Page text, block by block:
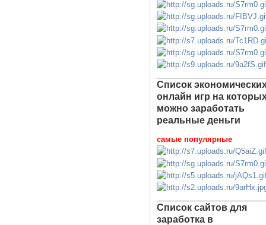
Список
онлайн игр на
можно заработать
реальные деньги
самые популярные
Список сайтов для
заработка в